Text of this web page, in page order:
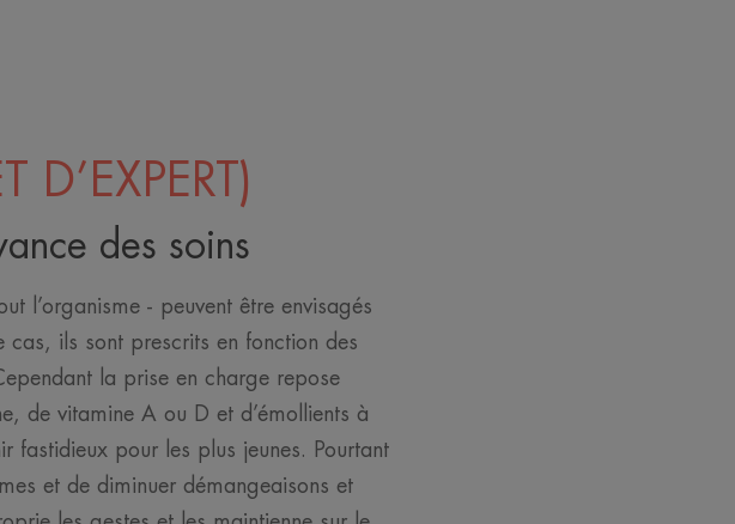
D’EXPERT)
des soins
l’organisme - peuvent être envisagés
cas, ils sont prescrits en fonction des
la prise en charge repose
de vitamine A ou D et d’émollients à
fastidieux pour les plus jeunes. Pourtant
et de diminuer démangeaisons et